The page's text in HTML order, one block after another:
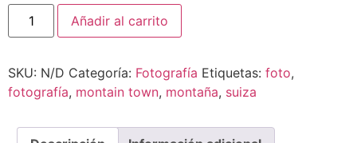
Mountain
Town
-
Añadir al carrito
SKU: N/D Categoría: Fotografía Etiquetas: foto,
fotografía, montain town, montaña, suiza